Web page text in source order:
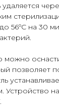
удаляется
56ºС на 30
позволяет
Устройство